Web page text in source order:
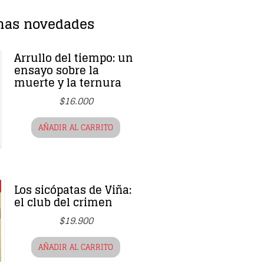
novedades
Arrullo del tiempo: un
ensayo sobre la
muerte y la ternura
$16.000
AÑADIR AL CARRITO
Los sicópatas de Viña:
el club del crimen
$19.900
AÑADIR AL CARRITO